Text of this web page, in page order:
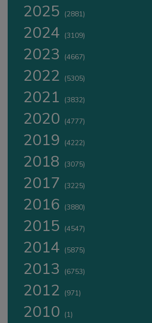
2025 (2881)
2024 (3109)
2023 (4667)
2022 (5305)
2021 (3832)
2020 (4777)
2019 (4222)
2018 (3075)
2017 (3225)
2016 (3880)
2015 (4547)
2014 (5875)
2013 (6753)
2012 (971)
2010 (1)